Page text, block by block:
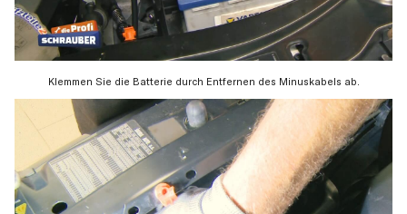
Klemmen Sie die Batterie durch Entfernen des Minuskabels ab.